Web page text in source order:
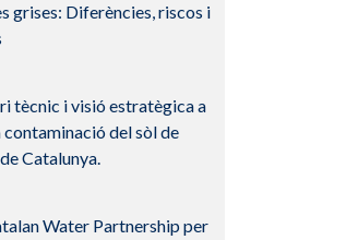
grises: Diferències, riscos i
tècnic i visió estratègica a
contaminació del sòl de
Catalunya.
Water Partnership per